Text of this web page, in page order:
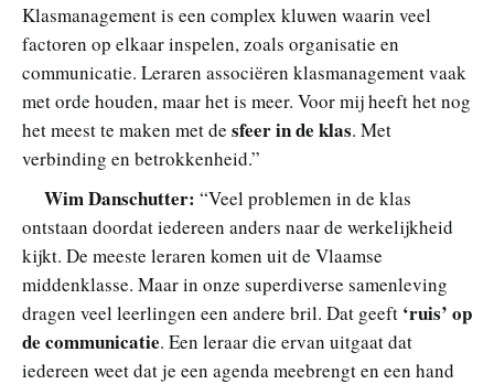
Klasmanagement is een complex kluwen waarin veel
factoren op elkaar inspelen, zoals organisatie en
communicatie. Leraren associëren klasmanagement vaak
met orde houden, maar het is meer. Voor mij heeft het nog
het meest te maken met de sfeer in de klas. Met
verbinding en betrokkenheid.”
Wim Danschutter: “Veel problemen in de klas
ontstaan doordat iedereen anders naar de werkelijkheid
kijkt. De meeste leraren komen uit de Vlaamse
middenklasse. Maar in onze superdiverse samenleving
dragen veel leerlingen een andere bril. Dat geeft ‘ruis’ op
de communicatie. Een leraar die ervan uitgaat dat
iedereen weet dat je een agenda meebrengt en een hand